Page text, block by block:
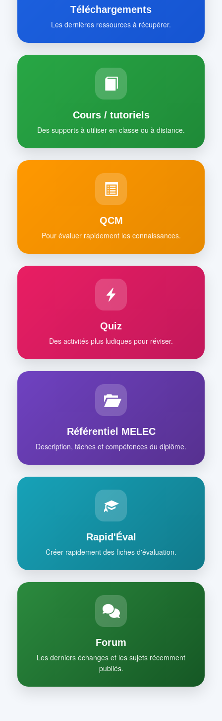
Téléchargements
Les dernières ressources à récupérer.
Cours / tutoriels
Des supports à utiliser en classe ou à distance.
QCM
Pour évaluer rapidement les connaissances.
Quiz
Des activités plus ludiques pour réviser.
Référentiel MELEC
Description, tâches et compétences du diplôme.
Rapid'Éval
Créer rapidement des fiches d'évaluation.
Forum
Les derniers échanges et les sujets récemment
publiés.